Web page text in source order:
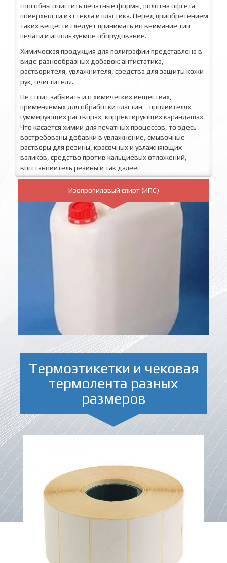
способны очистить печатные формы, полотна офсета,
поверхности из стекла и пластика. Перед приобретением
таких веществ следует принимать во внимание тип
печати и используемое оборудование.
Химическая продукция для полиграфии представлена в
виде разнообразных добавок: антистатика,
растворителя, увлажнителя, средства для защиты кожи
рук, очистителя.
Не стоит забывать и о химических веществах,
применяемых для обработки пластин – проявителях,
гуммирующих растворах, корректирующих карандашах.
Что касается химии для печатных процессов, то здесь
востребованы добавки в увлажнение, смывочные
растворы для резины, красочных и увлажняющих
валиков, средство против кальциевых отложений,
восстановитель резины и так далее.
Изопропиловый спирт (ИПС)
Термоэтикетки и чековая
термолента разных
размеров